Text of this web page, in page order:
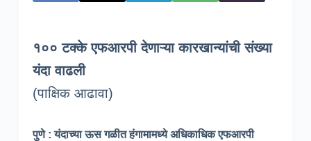
१०० टक्के एफआरपी देणाऱ्या कारखान्यांची संख्या
यंदा वाढली
(पाक्षिक आढावा)
पुणे : यंदाच्या ऊस गळीत हंगामामध्ये अधिकाधिक एफआरपी